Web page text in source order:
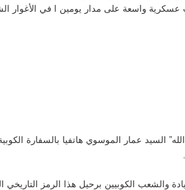
عسكرية واسعة على مدار يومين ا في الأغوار
السيد عمار الموسوي هاتفيا بالسفارة
والشعب الكوبيين برحيل هذا الرمز